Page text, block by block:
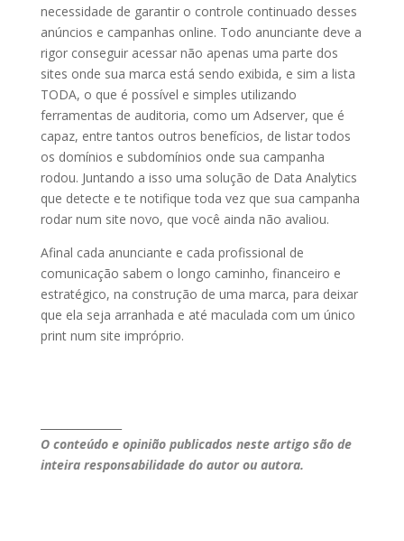
necessidade de garantir o controle continuado desses
anúncios e campanhas online. Todo anunciante deve a
rigor conseguir acessar não apenas uma parte dos
sites onde sua marca está sendo exibida, e sim a lista
TODA, o que é possível e simples utilizando
ferramentas de auditoria, como um Adserver, que é
capaz, entre tantos outros benefícios, de listar todos
os domínios e subdomínios onde sua campanha
rodou. Juntando a isso uma solução de Data Analytics
que detecte e te notifique toda vez que sua campanha
rodar num site novo, que você ainda não avaliou.
Afinal cada anunciante e cada profissional de
comunicação sabem o longo caminho, financeiro e
estratégico, na construção de uma marca, para deixar
que ela seja arranhada e até maculada com um único
print num site impróprio.
O conteúdo e opinião publicados neste artigo são de
inteira responsabilidade do autor ou autora.